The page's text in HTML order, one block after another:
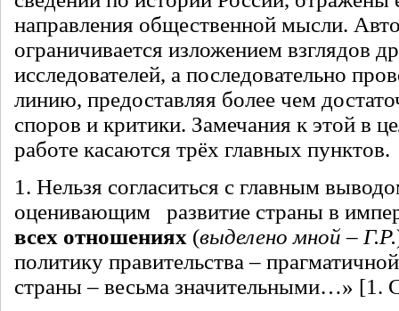
направления общественной мысли.
ограничивается изложением взглядов
исследователей, а последовательно
линию, предоставляя более чем
споров и критики. Замечания к этой в
работе касаются трёх главных пунктов.
1. Нельзя согласиться с главным
оценивающим развитие страны в
всех отношениях (выделено мной – Г.Р.
политику правительства –
страны – весьма значительными…» [1.